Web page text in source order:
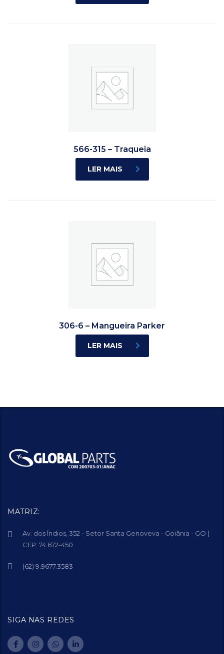
566-315 – Traqueia
LER MAIS
306-6 – Mangueira Parker
LER MAIS
MATRIZ:
Av. dos Índios, 352 - Setor Santa Genoveva - Goiânia - GO |
CEP: 74.672-450
(62) 9.9677.3583
SIGA NAS REDES